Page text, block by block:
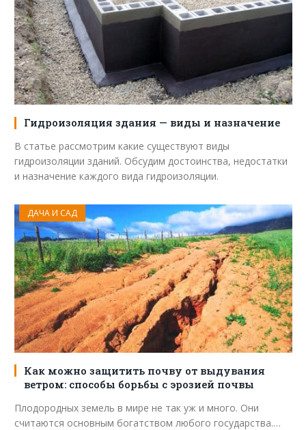
Гидроизоляция здания — виды и назначение
В статье рассмотрим какие существуют виды
гидроизоляции зданий. Обсудим достоинства, недостатки
и назначение каждого вида гидроизоляции.
ДАЧА И САД
Как можно защитить почву от выдувания
ветром: способы борьбы с эрозией почвы
Плодородных земель в мире не так уж и много. Они
считаются основным богатством любого государства.…